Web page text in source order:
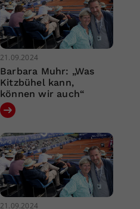
21.09.2024
Barbara Muhr: „Was
Kitzbühel kann,
können wir auch“
21.09.2024